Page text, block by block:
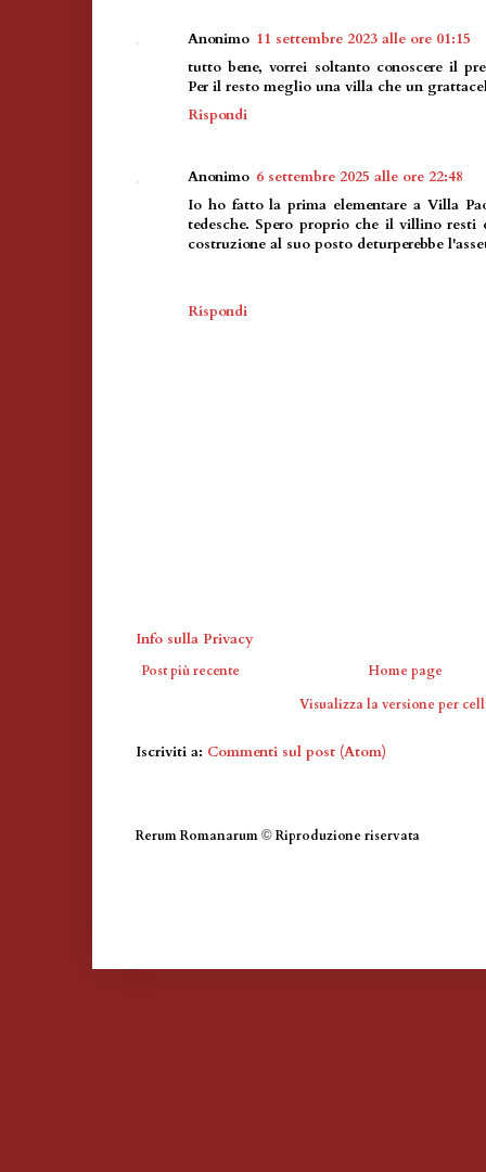
Anonimo 11 settembre 2023 alle ore 01:15
tutto bene, vorrei soltanto conoscere il
Per il resto meglio una villa che un
Rispondi
Anonimo 6 settembre 2025 alle ore 22:48
Io ho fatto la prima elementare a Villa
tedesche. Spero proprio che il villino resti
costruzione al suo posto deturperebbe
Rispondi
Info sulla Privacy
Post più recente
Home page
Visualizza la versione per
Iscriviti a: Commenti sul post (Atom)
Rerum Romanarum © Riproduzione riservata